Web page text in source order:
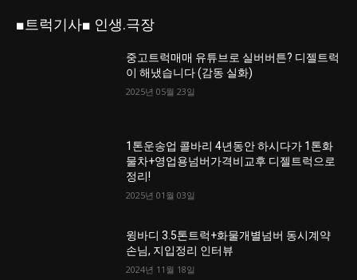
■트럭기사■ 인생.극장
중고트럭매매 유튜브로 실버버튼? 디젤트럭
이 해냈습니다 (감동 실화)
2025년 05월 23일
1톤운송업 콜바리 4년동안 하시다가 1톤화
물차+영업용넘버가격비교후 디젤트럭으로
정리!
2025년 01월 03일
윙바디 3.5톤트럭+화물개별넘버 동시계약
손님, 지입정리 인터뷰
2024년 11월 18일